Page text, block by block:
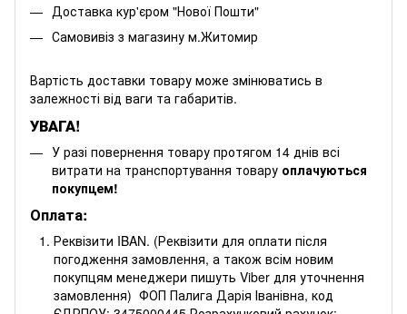
Доставка кур'єром "Нової Пошти"
Самовивіз з магазину м.Житомир
Вартість доставки товару може змінюватись в
залежності від ваги та габаритів.
УВАГА!
У разі повернення товару протягом 14 днів всі
витрати на транспортування товару оплачуються
покупцем!
Оплата:
Реквізити IBAN. (Реквізити для оплати після
погодження замовлення, а також всім новим
покупцям менеджери пишуть Viber для уточнення
замовлення) ФОП Палига Дарія Іванівна, код